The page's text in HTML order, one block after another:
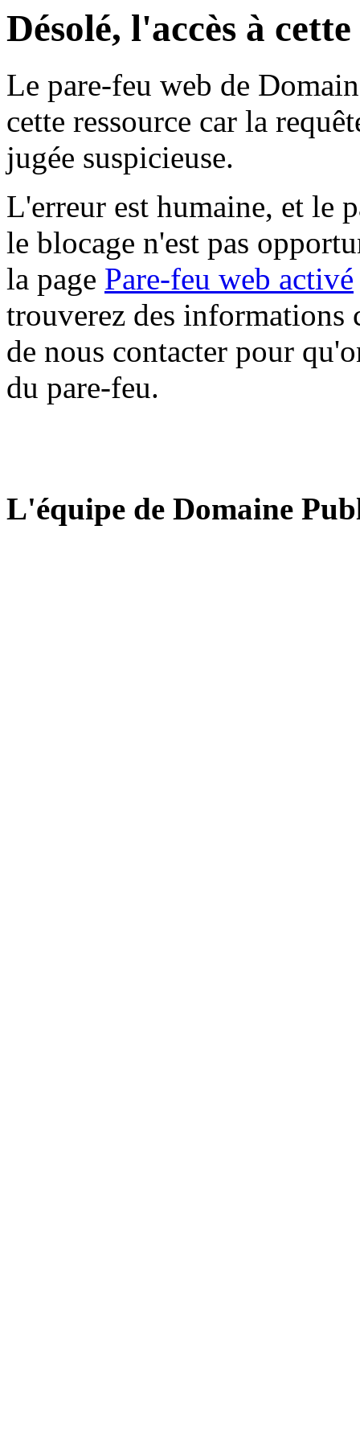
Désolé, l'accès à
Le pare-feu web de
cette ressource car la
jugée suspicieuse.
L'erreur est humaine, et le
le blocage n'est pas
la page Pare-feu web activé
trouverez des informations
de nous contacter pour
du pare-feu.
L'équipe de Domaine